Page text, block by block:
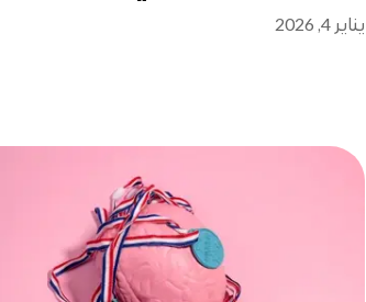
يناير 4, 2026